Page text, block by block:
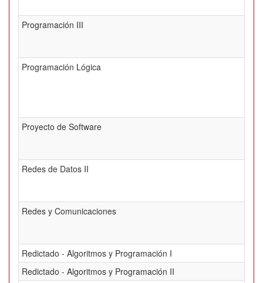
Programación III
Programación Lógica
Proyecto de Software
Redes de Datos II
Redes y Comunicaciones
Redictado - Algoritmos y Programación I
Redictado - Algoritmos y Programación II